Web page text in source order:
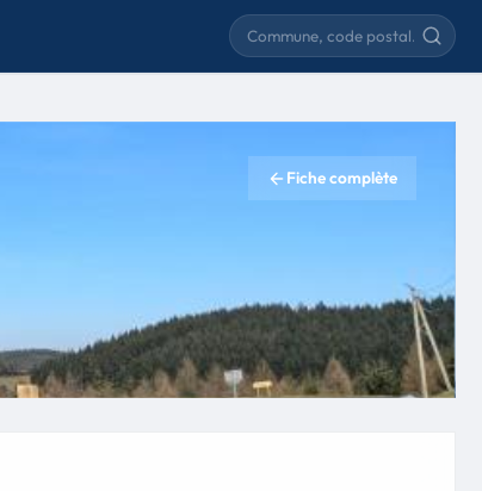
Rechercher une commune
Fiche complète